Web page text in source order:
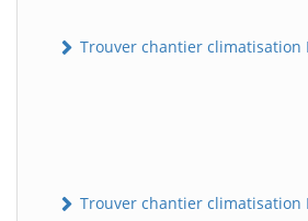
Trouver chantier climatisation
Trouver chantier climatisation